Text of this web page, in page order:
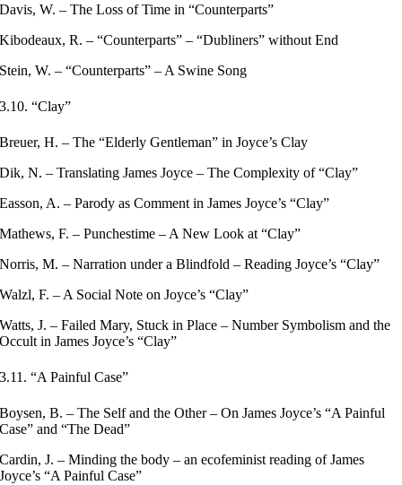
Davis, W. – The Loss of Time in “Counterparts”
Kibodeaux, R. – “Counterparts” – “Dubliners” without End
Stein, W. – “Counterparts” – A Swine Song
3.10. “Clay”
Breuer, H. – The “Elderly Gentleman” in Joyce’s Clay
Dik, N. – Translating James Joyce – The Complexity of “Clay”
Easson, A. – Parody as Comment in James Joyce’s “Clay”
Mathews, F. – Punchestime – A New Look at “Clay”
Norris, M. – Narration under a Blindfold – Reading Joyce’s “Clay”
Walzl, F. – A Social Note on Joyce’s “Clay”
Watts, J. – Failed Mary, Stuck in Place – Number Symbolism and the
Occult in James Joyce’s “Clay”
3.11. “A Painful Case”
Boysen, B. – The Self and the Other – On James Joyce’s “A Painful
Case” and “The Dead”
Cardin, J. – Minding the body – an ecofeminist reading of James
Joyce’s “A Painful Case”